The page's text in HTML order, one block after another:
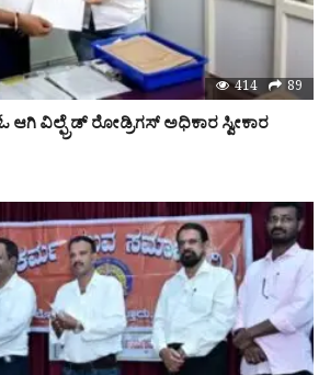
414 89
ಆಗಿ ವಿಲ್ಫ್ರೆಡ್ ರೋಡ್ರಿಗಸ್ ಅಧಿಕಾರ ಸ್ವೀಕಾರ